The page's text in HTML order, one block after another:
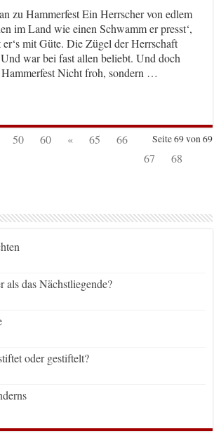
zu Hammerfest Ein Herrscher von edlem
im Land wie einen Schwamm er presst‘,
mit Güte. Die Zügel der Herrschaft
war bei fast allen beliebt. Und doch
Nicht froh, sondern …
Seite 69 von 69
50 60 « 65
66
67
68
als das Nächstliegende?
oder gestiftelt?